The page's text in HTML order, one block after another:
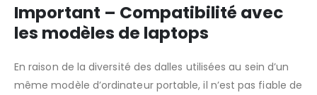
Important – Compatibilité avec
les modèles de laptops
En raison de la diversité des dalles utilisées au sein d’un
même modèle d’ordinateur portable, il n’est pas fiable de